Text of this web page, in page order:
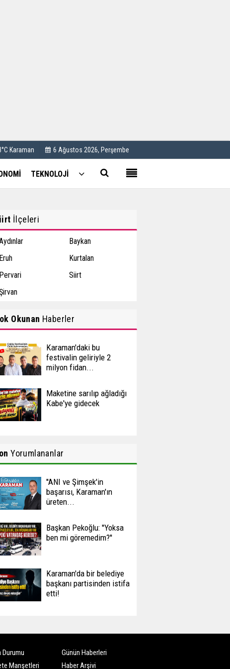
Karaman 6 Ağustos 2026, Perşembe
TEKNOLOJİ
İlçeleri
Baykan
Eruh
Kurtalan
Pervari
Siirt
Okunan Haberler
Karaman'daki bu
festivalin geliriyle 2
milyon fidan...
Maketine sarılıp ağladığı
Kabe'ye gidecek
Yorumlananlar
''ANI ve Şimşek'in
başarısı, Karaman'ın
üreten...
Başkan Pekoğlu: ''Yoksa
ben mi göremedim?''
Karaman'da bir belediye
başkanı partisinden istifa
etti!
Durumu
Günün Haberleri
Manşetleri
Haber Arşivi